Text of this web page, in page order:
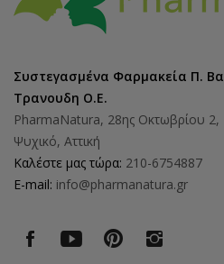
Συστεγασμένα Φαρμακεία Π.
Τρανουδη Ο.Ε.
PharmaNatura, 28ης Οκτωβρίου
Ψυχικό, Αττική
Καλέστε μας τώρα: 210-6754887
E-mail: info@pharmanatura.gr